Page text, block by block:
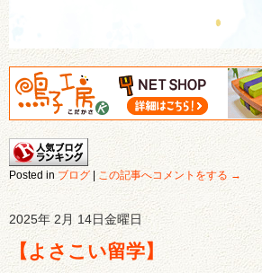
Posted in ブログ この記事へコメントをする →
2025年 2月 14日金曜日
【よさこい留学】